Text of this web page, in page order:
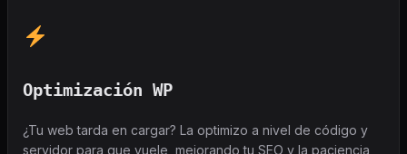
Optimización WP
¿Tu web tarda en cargar? La optimizo a nivel de código y
servidor para que vuele, mejorando tu SEO y la paciencia